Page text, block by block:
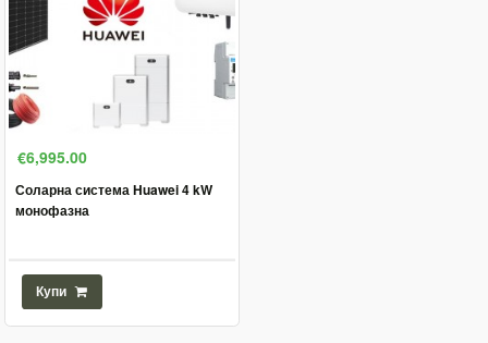
€6,995.00
Соларна система Huawei 4 kW
монофазна
Купи